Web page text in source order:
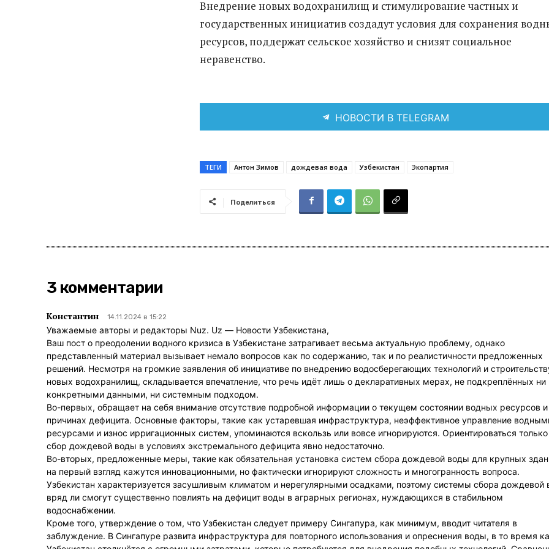
Внедрение новых водохранилищ и стимулирование частных и
государственных инициатив создадут условия для сохранения
ресурсов, поддержат сельское хозяйство и снизят социальное
неравенство.
НОВОСТИ В TELEGRAM
ТЕГИ Антон Зимов дождевая вода Узбекистан Экопартия
Поделиться
3 комментарии
Константин 14.11.2024 в 15:22
Уважаемые авторы и редакторы Nuz. Uz — Новости Узбекистана,
Ваш пост о преодолении водного кризиса в Узбекистане затрагивает весьма актуальную проблему, однако
представленный материал вызывает немало вопросов как по содержанию, так и по реалистичности предложенных
решений. Несмотря на громкие заявления об инициативе по внедрению водосберегающих технологий и
новых водохранилищ, складывается впечатление, что речь идёт лишь о декларативных мерах, не подкреплённых ни
конкретными данными, ни системным подходом.
Во-первых, обращает на себя внимание отсутствие подробной информации о текущем состоянии водных ресурсов и
причинах дефицита. Основные факторы, такие как устаревшая инфраструктура, неэффективное управление
ресурсами и износ ирригационных систем, упоминаются вскользь или вовсе игнорируются. Ориентироваться
сбор дождевой воды в условиях экстремального дефицита явно недостаточно.
Во-вторых, предложенные меры, такие как обязательная установка систем сбора дождевой воды для крупных
на первый взгляд кажутся инновационными, но фактически игнорируют сложность и многогранность вопроса.
Узбекистан характеризуется засушливым климатом и нерегулярными осадками, поэтому системы сбора дождевой
вряд ли смогут существенно повлиять на дефицит воды в аграрных регионах, нуждающихся в стабильном
водоснабжении.
Кроме того, утверждение о том, что Узбекистан следует примеру Сингапура, как минимум, вводит читателя в
заблуждение. В Сингапуре развита инфраструктура для повторного использования и опреснения воды, в то время